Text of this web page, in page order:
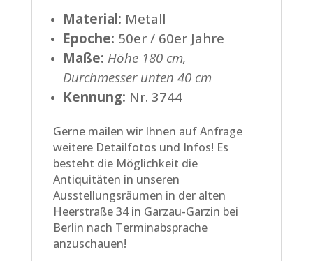
Material: Metall
Epoche: 50er / 60er Jahre
Maße: Höhe 180 cm,
Durchmesser unten 40 cm
Kennung: Nr. 3744
Gerne mailen wir Ihnen auf Anfrage
weitere Detailfotos und Infos! Es
besteht die Möglichkeit die
Antiquitäten in unseren
Ausstellungsräumen in der alten
Heerstraße 34 in Garzau-Garzin bei
Berlin nach Terminabsprache
anzuschauen!